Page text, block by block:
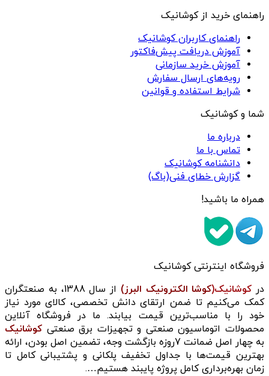
راهنمای خرید از کوشانیک
راهنمای کاربران کوشانیک
آموزش دریافت پیش‌فاکتور
آموزش خرید سازمانی
رویه‌های ارسال سفارش
شرایط استفاده و قوانین
شما و کوشانیک
درباره ما
تماس با ما
دانشنامه کوشانیک
گزارش خطای فنی(باگ)
همراه ما باشید!
فروشگاه اینترنتی کوشانیک
در کوشانیک(کوشا الکترونیک البرز)
از سال 1388، به صنعتگران
کمک می‌کنیم تا ضمن ارتقای دانش تخصصی، کالای مورد نیاز
خود را با مناسب‌ترین قیمت بیابند. ما در فروشگاه آنلاین
محصولات اتوماسیون صنعتی و تجهیزات برق صنعتی کوشانیک
به چهار اصل ضمانت 7روزه بازگشت وجه، تضمین اصل بودن، ارائه
بهترین قیمت‌ها با جداول تخفیف پلکانی و پشتیبانی کامل تا
زمان بهره‌برداری کامل پروژه پایبند هستیم….